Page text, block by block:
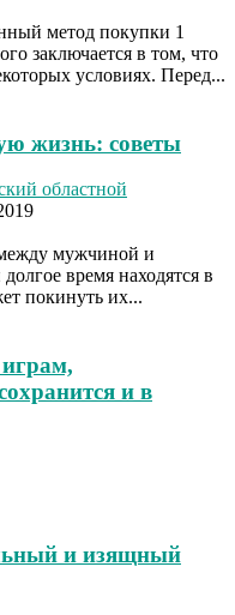
метод покупки 1
заключается в том, что
условиях. Перед...
жизнь: советы
областной
мужчиной и
время находятся в
покинуть их...
и в
и изящный